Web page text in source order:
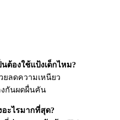
นต้องใช้แป้งเด็กไหม?
ยลดความเหนียว
กันผดผื่นคัน
อะไรมากที่สุด?